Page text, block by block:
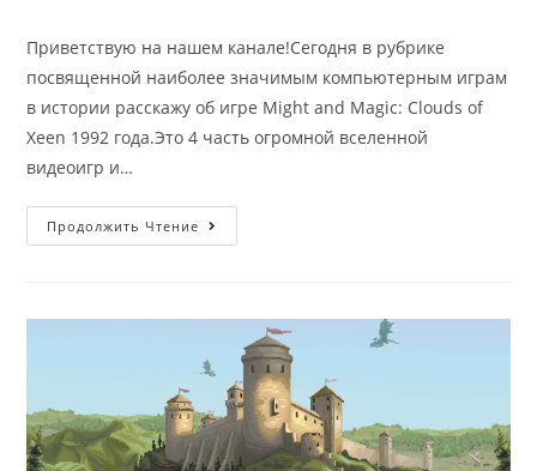
Приветствую на нашем канале!Сегодня в рубрике
посвященной наиболее значимым компьютерным играм
в истории расскажу об игре Might and Magic: Clouds of
Xeen 1992 года.Это 4 часть огромной вселенной
видеоигр и…
Продолжить Чтение Меч
И